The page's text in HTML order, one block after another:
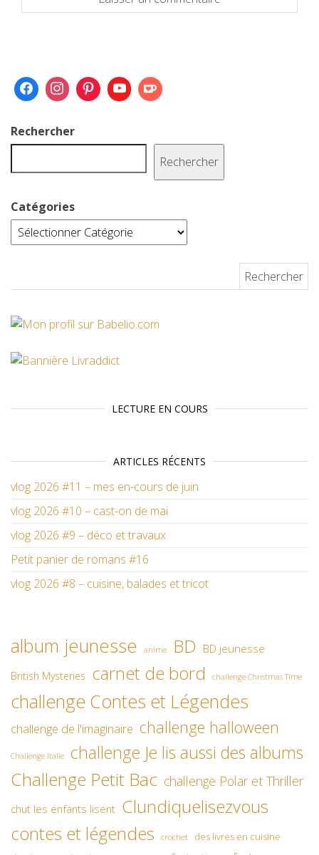
Rechercher
Rechercher
Catégories
LECTURE EN COURS
ARTICLES RÉCENTS
vlog 2026 #11 – mes en-cours de juin
vlog 2026 #10 – cast-on de mai
vlog 2026 #9 – déco et travaux
Petit panier de romans #16
vlog 2026 #8 – cuisine, balades et tricot
album jeunesse anime BD BD jeunesse
British Mysteries carnet de bord challenge Christmas Time
challenge Contes et Légendes
challenge de l'imaginaire challenge halloween
Challenge Italie challenge Je lis aussi des albums
Challenge Petit Bac challenge Polar et Thriller
chut les enfants lisent Clundiquelisezvous
contes et légendes
crochet
des livres en cuisine